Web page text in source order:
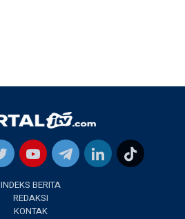
INDEKS BERITA
REDAKSI
KONTAK